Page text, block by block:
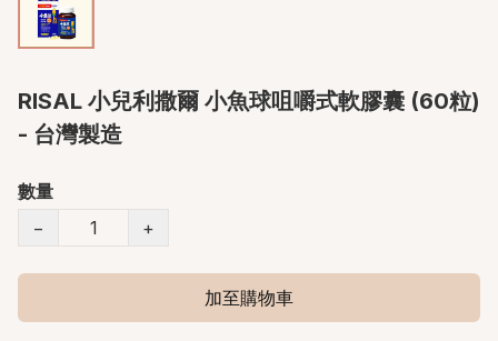
RISAL 小兒利撒爾 小魚球咀嚼式軟膠囊 (60粒)
- 台灣製造
數量
−
+
加至購物車